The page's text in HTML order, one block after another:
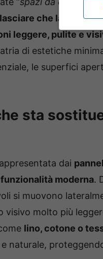
lasciare che la luce
leggere, pulite e
di estetiche
le superfici
sta
dai
moderna.
si muovono
visivo molto più
lino, cotone o
naturale,